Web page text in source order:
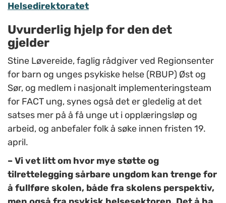
Helsedirektoratet
Uvurderlig hjelp for den det
gjelder
Stine Løvereide,faglig rådgiver ved Regionsenter
for barn og unges psykiske helse (RBUP) Øst og
Sør, og medlem i nasjonalt implementeringsteam
for FACT ung, synes også det er gledelig at det
satses mer på å få unge ut i opplæringsløp og
arbeid, og anbefaler folk å søke innen fristen 19.
april.
– Vi vet litt om hvor mye støtte og
tilrettelegging sårbare ungdom kan trenge for
å fullføre skolen, både fra skolens perspektiv,